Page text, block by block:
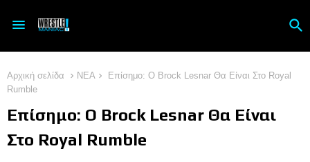
Αρχική σελίδα ΝΕΑ
Επίσημο: Ο Brock Lesnar Θα Είναι Στο Royal
Rumble
Επίσημο: Ο Brock Lesnar Θα Είναι
Στο Royal Rumble